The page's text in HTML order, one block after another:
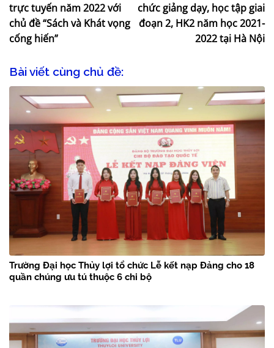
trực tuyến năm 2022 với
chủ đề “Sách và Khát vọng
cống hiến”
chức giảng dạy, học tập giai
đoạn 2, HK2 năm học 2021-
2022 tại Hà Nội
Bài viết cùng chủ đề:
Trường Đại học Thủy lợi tổ chức Lễ kết nạp Đảng cho 18
quần chúng ưu tú thuộc 6 chi bộ